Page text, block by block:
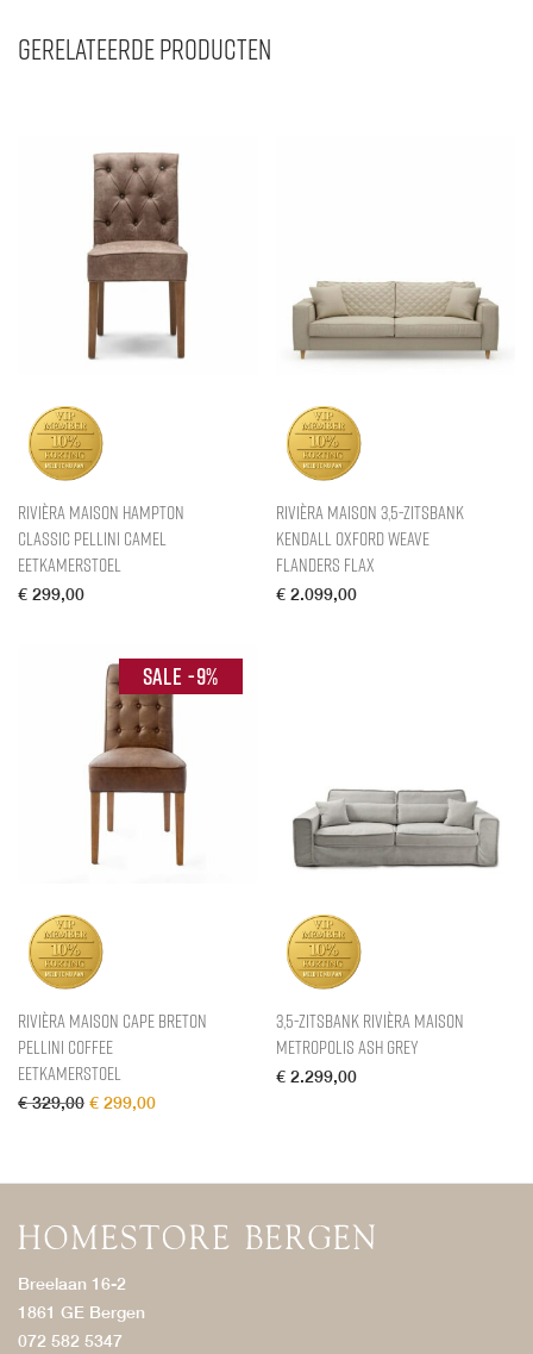
Gerelateerde producten
Rivièra Maison Hampton
Classic Pellini Camel
Eetkamerstoel
€ 299,00
Rivièra Maison 3,5-zitsbank
Kendall Oxford Weave
Flanders Flax
€ 2.099,00
-9%
Rivièra Maison Cape Breton
Pellini Coffee
Eetkamerstoel
€329,00 Oorspronkelijke prijs was: € 329,00.
€ 299,00Huidige prijs is: € 299,00.
3,5-zitsbank Rivièra Maison
Metropolis Ash Grey
€ 2.299,00
Breelaan 16-2
1861 GE Bergen
072 582 5347